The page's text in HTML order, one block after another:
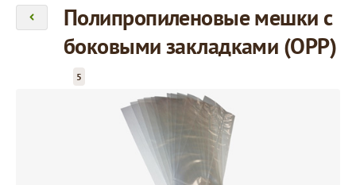
Полипропиленовые мешки с
боковыми закладками (OPP)
5